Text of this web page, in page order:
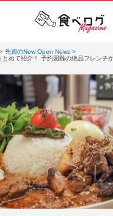
先週のNew Open News
めて紹介！ 予約困難の絶品フレンチ